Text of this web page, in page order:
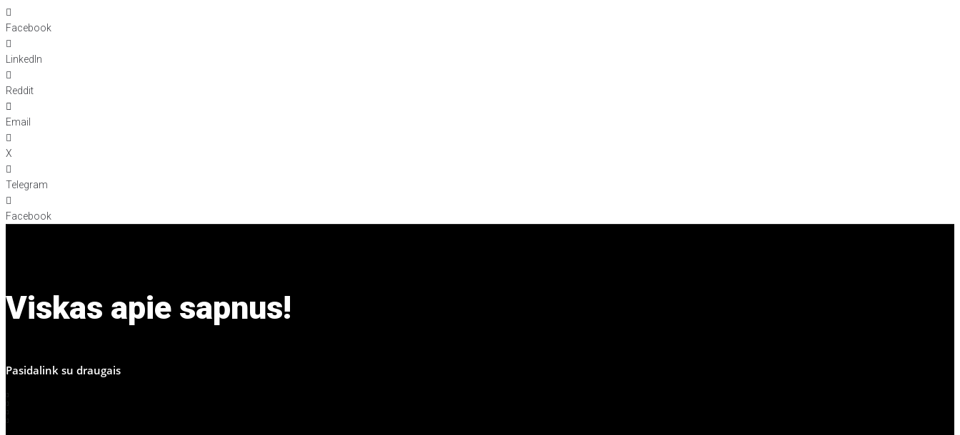
Facebook
LinkedIn
Reddit
Email
X
Telegram
Facebook
Viskas apie sapnus!
Pasidalink su draugais